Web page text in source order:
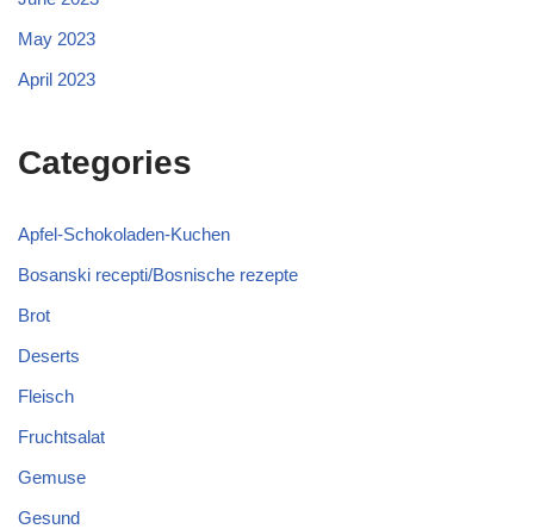
May 2023
April 2023
Categories
Apfel-Schokoladen-Kuchen
Bosanski recepti/Bosnische rezepte
Brot
Deserts
Fleisch
Fruchtsalat
Gemuse
Gesund